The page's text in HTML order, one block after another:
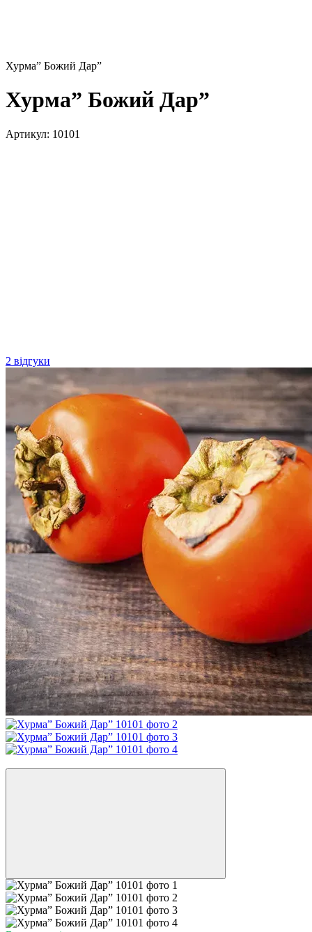
Хурма” Божий Дар”
Хурма” Божий Дар”
Артикул: 10101
2 відгуки